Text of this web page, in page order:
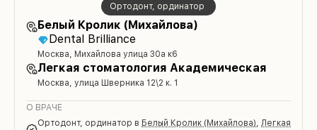
Ортодонт, ординатор
Белый Кролик (Михайлова)
Dental Brilliance
Москва, Михайлова улица 30а к6
Легкая стоматология Академическая
Москва, улица Шверника 12\2 к. 1
О ВРАЧЕ
Ортодонт, ординатор в Белый Кролик (Михайлова), Легкая